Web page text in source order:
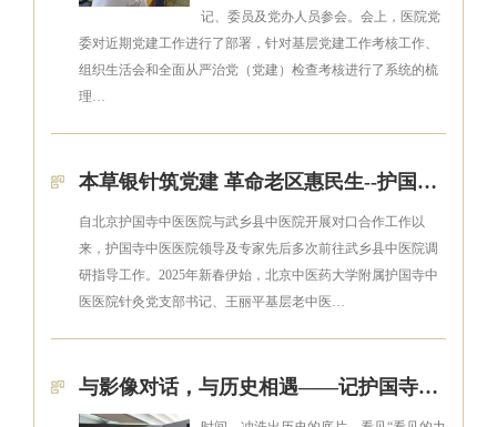
记、委员及党办人员参会。会上，医院党
委对近期党建工作进行了部署，针对基层党建工作考核工作、
组织生活会和全面从严治党（党建）检查考核进行了系统的梳
理…
本草银针筑党建 革命老区惠民生--护国寺中医医院王丽平基层老中医传承工作室专家赴武乡开展对口帮扶工作
自北京护国寺中医医院与武乡县中医院开展对口合作工作以
来，护国寺中医医院领导及专家先后多次前往武乡县中医院调
研指导工作。2025年新春伊始，北京中医药大学附属护国寺中
医医院针灸党支部书记、王丽平基层老中医…
与影像对话，与历史相遇——记护国寺中医医院党委联合当代中国研究所参观“国社之镜·世纪光影”新闻摄影展